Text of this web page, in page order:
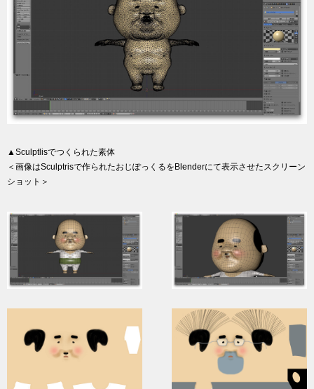
▲Sculptlisでつくられた素体
＜画像はSculptrisで作られたおじぽっくるをBlenderにて表示させたスクリーン
ショット＞